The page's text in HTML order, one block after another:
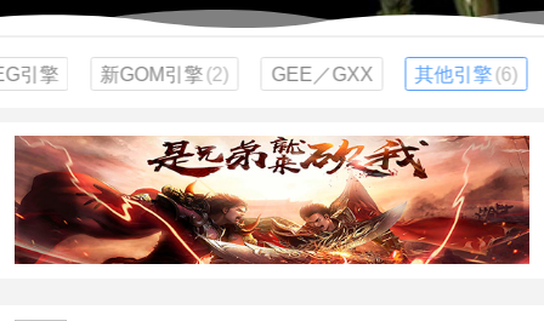
引擎 新GOM引擎(2) GEE／GXX 其他引擎(6)